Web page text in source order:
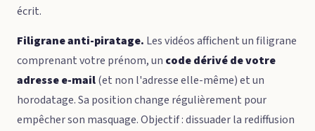
écrit.
Filigrane anti-piratage. Les vidéos affichent un filigrane
comprenant votre prénom, un code dérivé de votre
adresse e-mail(et non l'adresse elle-même) et un
horodatage. Sa position change régulièrement pour
empêcher son masquage. Objectif : dissuader la rediffusion